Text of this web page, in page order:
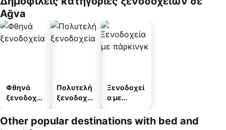
Ağva
Φθηνά
ξενοδοχεί
Πολυτελή
ξενοδοχεί
Ξενοδοχεί
α με
Other popular destinations with bed and